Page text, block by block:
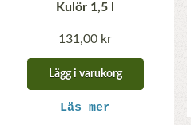
Kulör 1,5 l
131,00 kr
Lägg i varukorg
Läs mer